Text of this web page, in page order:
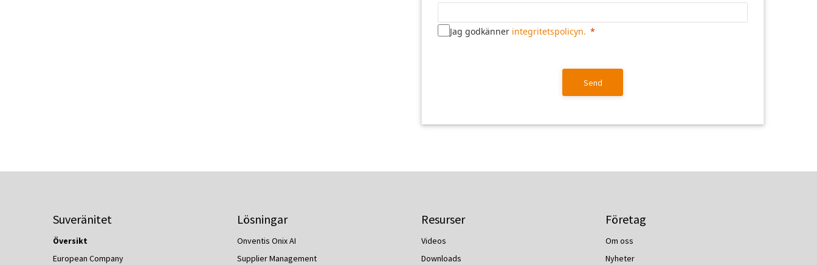
Jag godkänner integritetspolicyn.
Send
Suveränitet
Översikt
European Company
Lösningar
Onventis Onix AI
Supplier Management
Resurser
Videos
Downloads
Företag
Om oss
Nyheter